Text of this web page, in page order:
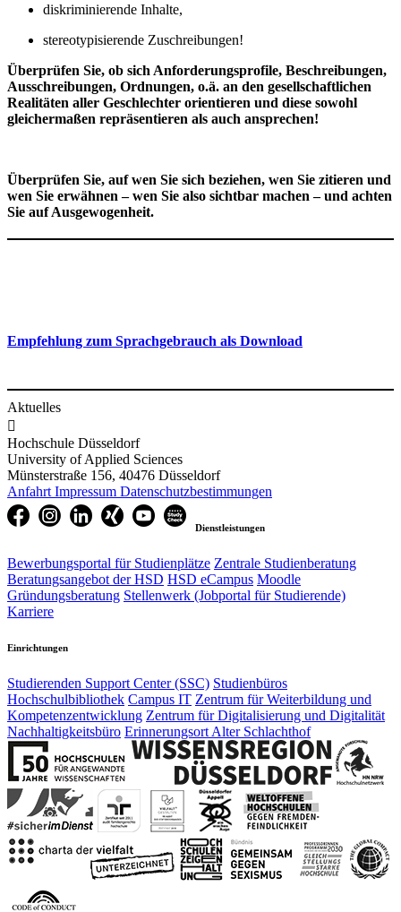
diskriminierende Inhalte,
stereotypisierende Zuschreibungen!
Überprüfen Sie, ob sich Anforderungsprofile, Beschreibungen,
Ausschreibungen, Ordnungen, o.ä. an den gesellschaftlichen
Realitäten aller Geschlechter orientieren und diese sowohl
gleichermaßen repräsentieren als auch ansprechen!
Überprüfen Sie, auf wen Sie sich beziehen, wen Sie zitieren und
wen Sie erwähnen – wen Sie also sichtbar machen – und achten
Sie auf Ausgewogenheit.
Empfehlung zum Sprachgebrauch als Download
Aktuelles

Hochschule Düsseldorf
University of Applied Sciences
Münsterstraße 156, 40476 Düsseldorf
Anfahrt Impressum Datenschutzbestimmungen
Dienstleistungen
Bewerbungsportal für Studienplätze Zentrale Studienberatung
Beratungsangebot der HSD HSD eCampus Moodle
Gründungsberatung Stellenwerk (Jobportal für Studierende)
Karriere
Einrichtungen
Studierenden Support Center (SSC) Studienbüros
Hochschulbibliothek Campus IT Zentrum für Weiterbildung und
Kompetenzentwicklung Zentrum für Digitalisierung und Digitalität
Nachhaltigkeitsbüro Erinnerungsort Alter Schlachthof